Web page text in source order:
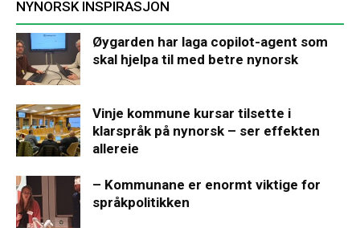
NYNORSK INSPIRASJON
Øygarden har laga copilot-agent som
skal hjelpa til med betre nynorsk
Vinje kommune kursar tilsette i
klarspråk på nynorsk – ser effekten
allereie
– Kommunane er enormt viktige for
språkpolitikken